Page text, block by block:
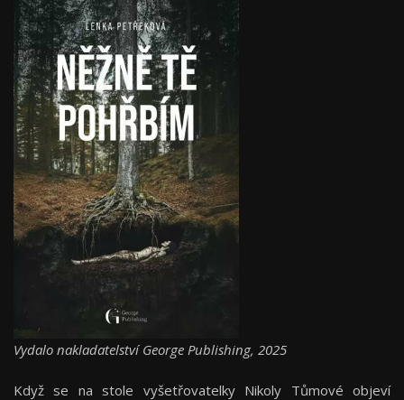
Vydalo nakladatelství George Publishing, 2025
Když se na stole vyšetřovatelky Nikoly Tůmové objeví